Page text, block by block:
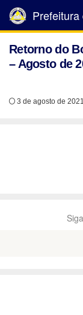
Retorno do
– Agosto de
3 de agosto de 2021